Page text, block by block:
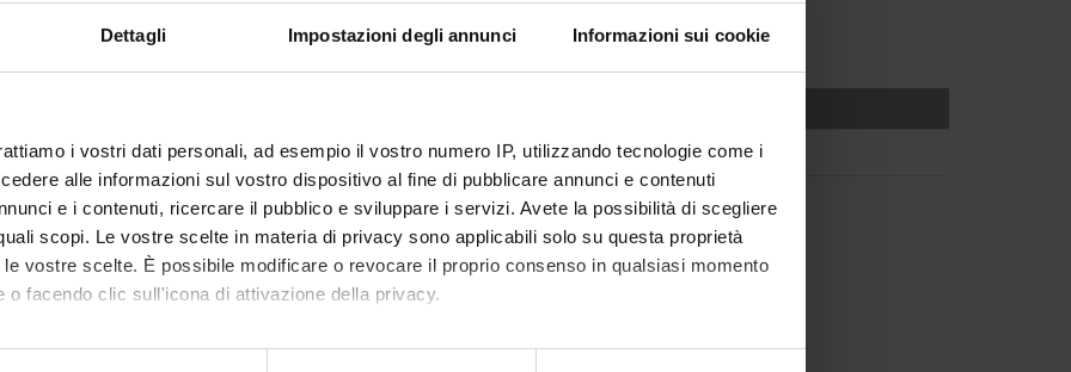
Dettagli Impostazioni degli annunci Informazioni sui cookie
i vostri dati personali, ad esempio il vostro numero IP, utilizzando tecnologie come i
alle informazioni sul vostro dispositivo al fine di pubblicare annunci e contenuti
e i contenuti, ricercare il pubblico e sviluppare i servizi. Avete la possibilità di scegliere
scopi. Le vostre scelte in materia di privacy sono applicabili solo su questa proprietà
vostre scelte. È possibile modificare o revocare il proprio consenso in qualsiasi momento
o facendo clic sull'icona di attivazione della privacy.
anche:
operativo Commissione comunicazione e web - Dipartimento Culture e Civiltà